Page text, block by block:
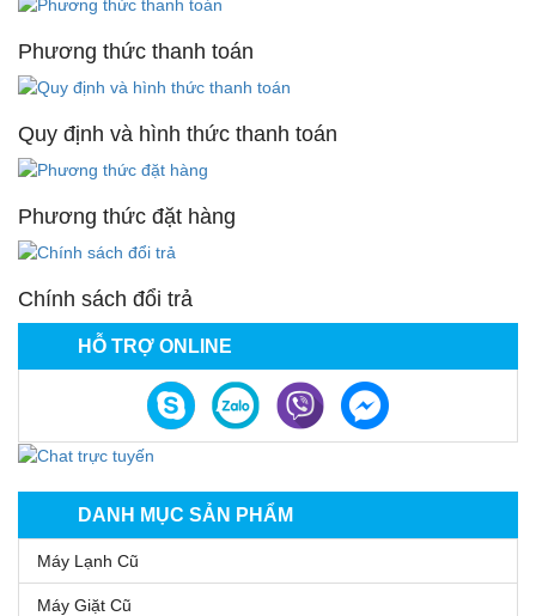
HỖ TRỢ ONLINE
DANH MỤC SẢN PHẨM
Máy Lạnh Cũ
Máy Giặt Cũ
Phương thức thanh toán
Quy định và hình thức thanh toán
Phương thức đặt hàng
Chính sách đổi trả